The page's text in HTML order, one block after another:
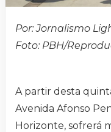
Por: Jornalismo
Foto: PBH/
A partir desta
Avenida Afonso
Horizonte, sofrerá